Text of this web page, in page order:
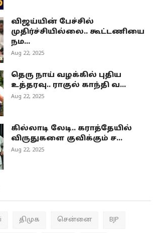
விஜய்யின் பேச்சில்
முதிர்ச்சியில்லை.. கூட்டணியை
நம...
Aug 22, 2025
தெரு நாய் வழக்கில் புதிய
உத்தரவு.. ராகுல் காந்தி வ...
Aug 22, 2025
கில்லாடி லேடி.. கராத்தேயில்
விருதுகளை குவிக்கும் ச...
Aug 22, 2025
திமுக சென்னை BJP